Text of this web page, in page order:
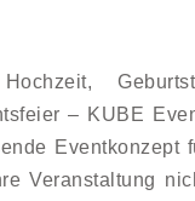
– KUBE
Eventkonzept
Veranstaltung